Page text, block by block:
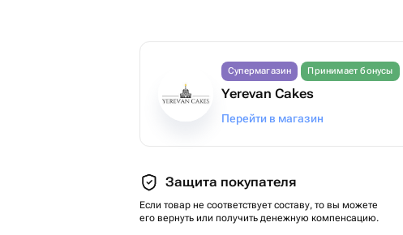
Супермагазин Принимает бонусы
Yerevan Cakes
Перейти в магазин
Защита покупателя
Если товар не соответствует составу, то вы можете
его вернуть или получить денежную компенсацию.